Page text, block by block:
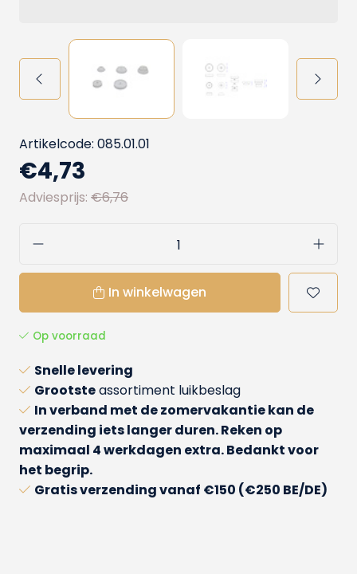
Artikelcode: 085.01.01
€4,73
Adviesprijs: €6,76
In winkelwagen
Op voorraad
Snelle levering
Grootsteassortiment luikbeslag
In verband met de zomervakantie kan de
verzending iets langer duren. Reken op
maximaal 4 werkdagen extra. Bedankt voor
het begrip.
Gratis verzendingvanaf €150 (€250 BE/DE)